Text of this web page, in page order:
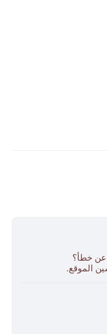
عن خطأ؟
الموقع.